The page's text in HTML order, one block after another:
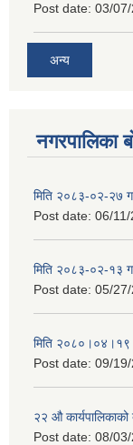
Post date: 03/
अन्य
नगरपालिका
मिति २०८३-०२-२७
Post date: 06/11/
मिति २०८३-०२-१३
Post date: 05/
मिति २०८०।०४।१९
Post date: 09/
२‍२ औ
Post date: 08/